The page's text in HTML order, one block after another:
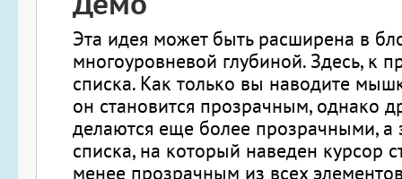
Эта идея может быть расширена в
многоуровневой глубиной. Здесь, к
списка. Как только вы наводите
он становится прозрачным, однако
делаются еще более прозрачными, а
списка, на который наведен курсор
менее прозрачным из всех